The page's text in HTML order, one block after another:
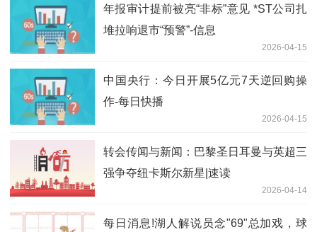
年报审计提前被亮“非标”意见 *ST公司扎
堆拉响退市“预警”-信息
2026-04-15
中国央行：今日开展5亿元7天逆回购操
作-每日快播
2026-04-15
转会传闻与新闻：巴黎圣日耳曼与英超三
强争夺纽卡斯尔新星|速读
2026-04-14
每日消息!湖人解说员念"69"总加戏，球